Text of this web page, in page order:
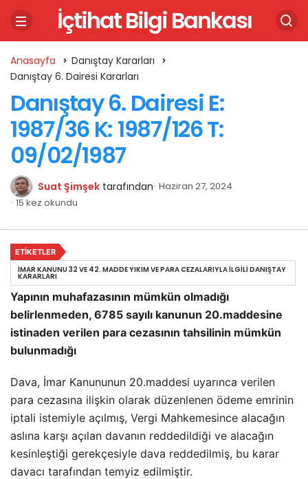
İçtihat Bilgi Bankası
Anasayfa
Danıştay Kararları
Danıştay 6. Dairesi Kararları
Danıştay 6. Dairesi E:
1987/36 K: 1987/126 T:
09/02/1987
Suat Şimşek tarafından Haziran 27, 2024
15 kez okundu
Yapının muhafazasının mümkün olmadığı
belirlenmeden, 6785 sayılı kanunun 20.maddesine
istinaden verilen para cezasının tahsilinin mümkün
bulunmadığı
Dava, İmar Kanununun 20.maddesi uyarınca verilen
para cezasına ilişkin olarak düzenlenen ödeme emrinin
iptali istemiyle açılmış, Vergi Mahkemesince alacağın
aslına karşı açılan davanın reddedildiği ve alacağın
kesinleştiği gerekçesiyle dava reddedilmiş, bu karar
davacı tarafından temyiz edilmiştir.
ETIKETLER
İMAR KANUNU 32 VE 42. MADDE YIKIM VE PARA CEZALARIYLA İLGILI DANIŞTAY
KARARLARI